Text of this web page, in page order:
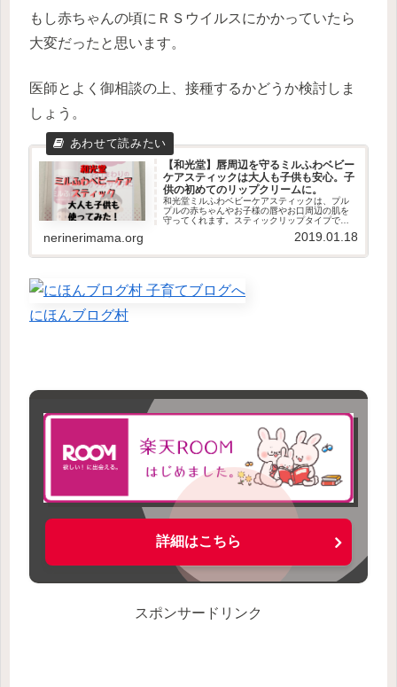
もし赤ちゃんの頃にＲＳウイルスにかかっていたら
大変だったと思います。
医師とよく御相談の上、接種するかどうか検討しま
しょう。
【和光堂】唇周辺を守るミルふわベビー
ケアスティックは大人も子供も安心。子
供の初めてのリップクリームに。
和光堂ミルふわベビーケアスティックは、プル
プルの赤ちゃんやお子様の唇やお口周辺の肌を
守ってくれます。スティックリップタイプで使
の初めてのリップクリームに。また大人の敏感
nerinerimama.org 2019.01.18
にほんブログ村
詳細はこちら
スポンサードリンク